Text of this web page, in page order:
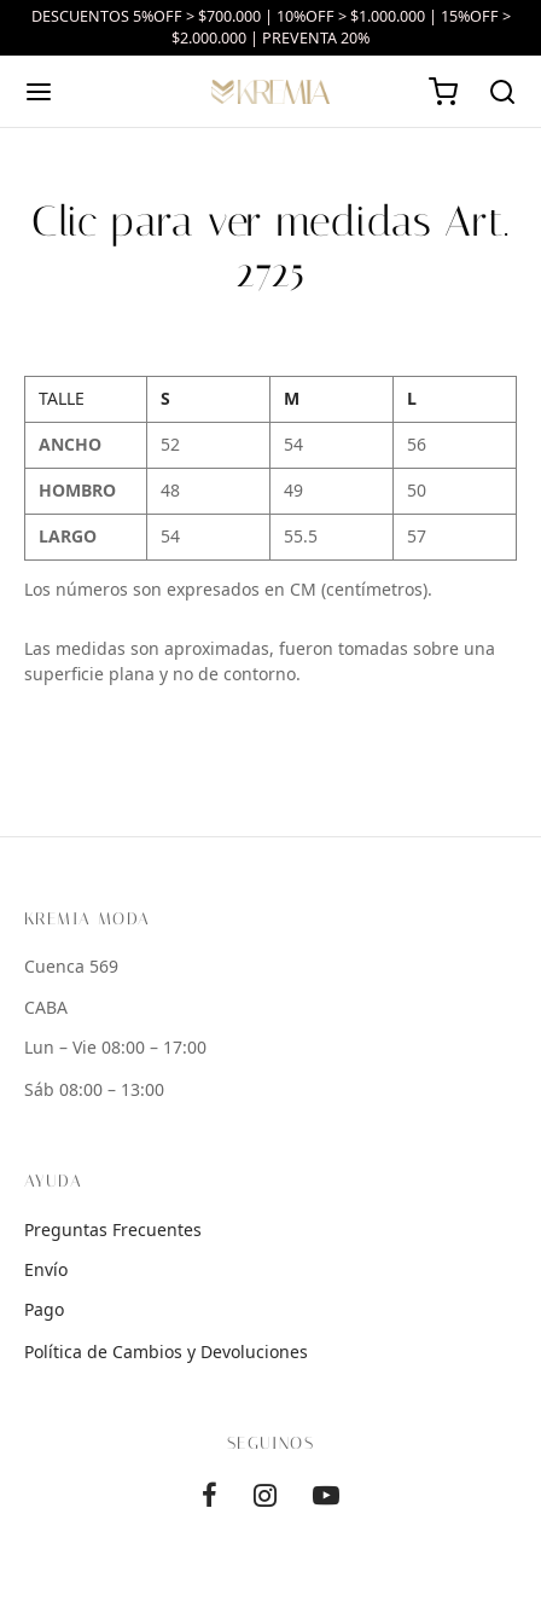
DESCUENTOS 5%OFF > $700.000 | 10%OFF > $1.000.000 | 15%OFF >
$2.000.000 | PREVENTA 20%
Clic para ver medidas Art.
2725
TALLE S M
L
ANCHO
52 54
56
HOMBRO
48 49
50
LARGO
54 55.5 57
Los números son expresados en CM (centímetros).
Las medidas son aproximadas, fueron tomadas sobre una
superficie plana y no de contorno.
KREMIA MODA
Cuenca 569
CABA
Lun – Vie 08:00 – 17:00
Sáb 08:00 – 13:00
AYUDA
Preguntas Frecuentes
Envío
Pago
Política de Cambios y Devoluciones
SEGUINOS